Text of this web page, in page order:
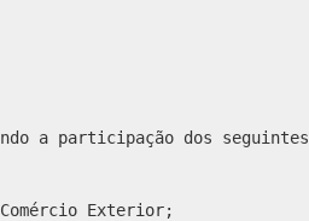
a participação dos seguintes
Exterior;